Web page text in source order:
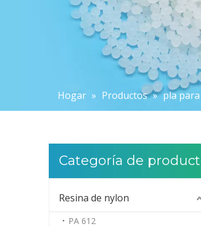
Hogar » Productos » pla
Categoría de
Resina de nylon
PA 612